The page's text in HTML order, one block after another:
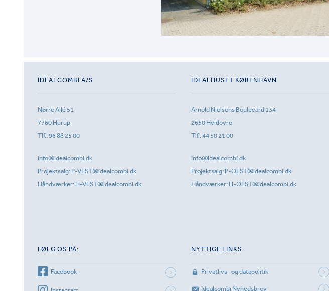
IDEALCOMBI A/S
Nørre Allé 51
7760 Hurup
Tlf.:96 88 25 00
info@idealcombi.dk
Projektsalg: P-VEST@idealcombi.dk
Håndværker: H-VEST@idealcombi.dk
IDEALHUSET KØBENHAVN
Arnold Nielsens Boulevard 134
2650 Hvidovre
Tlf.:44 50 21 00
info@idealcombi.dk
Projektsalg: P-OEST@idealcombi.dk
Håndværker: H-OEST@idealcombi.dk
FØLG OS PÅ:
Facebook
NYTTIGE LINKS
Privatlivs- og datapolitik
Idealcombi Nyhedsbrev